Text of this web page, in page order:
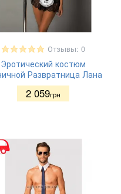
Отзывы: 0
Эротический костюм
Развратница Лана
2 059грн